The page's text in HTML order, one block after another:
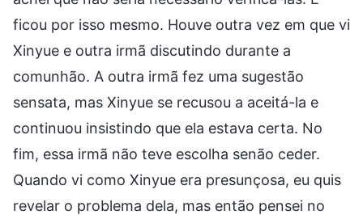
ficou por isso mesmo. Houve outra vez em que vi
Xinyue e outra irmã discutindo durante a
comunhão. A outra irmã fez uma sugestão
sensata, mas Xinyue se recusou a aceitá-la e
continuou insistindo que ela estava certa. No
fim, essa irmã não teve escolha senão ceder.
Quando vi como Xinyue era presunçosa, eu quis
revelar o problema dela, mas então pensei no